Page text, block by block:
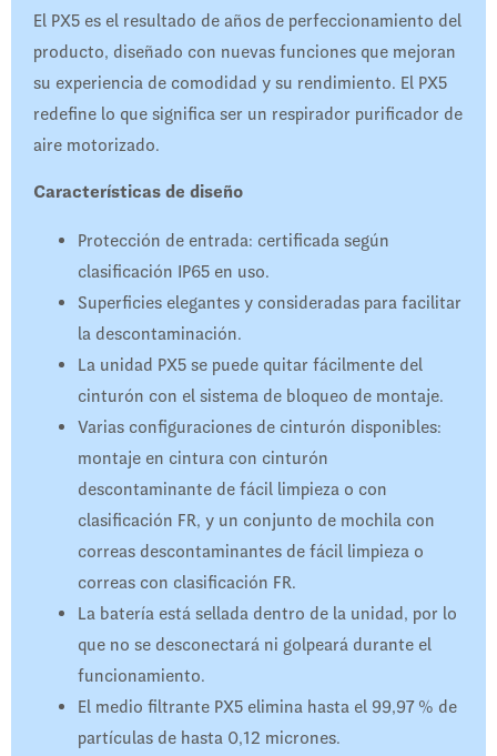
El PX5 es el resultado de años de perfeccionamiento del
producto, diseñado con nuevas funciones que mejoran
su experiencia de comodidad y su rendimiento. El PX5
redefine lo que significa ser un respirador purificador de
aire motorizado.
Características de diseño
Protección de entrada: certificada según
clasificación IP65 en uso.
Superficies elegantes y consideradas para facilitar
la descontaminación.
La unidad PX5 se puede quitar fácilmente del
cinturón con el sistema de bloqueo de montaje.
Varias configuraciones de cinturón disponibles:
montaje en cintura con cinturón
descontaminante de fácil limpieza o con
clasificación FR, y un conjunto de mochila con
correas descontaminantes de fácil limpieza o
correas con clasificación FR.
La batería está sellada dentro de la unidad, por lo
que no se desconectará ni golpeará durante el
funcionamiento.
El medio filtrante PX5 elimina hasta el 99,97 % de
partículas de hasta 0,12 micrones.